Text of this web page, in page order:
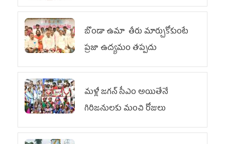
బొండా ఉమా తీరు మార్చుకోకుంటే
ప్రజా ఉద్యమం తప్పదు
మళ్లీ జగన్ సీఎం అయితేనే
గిరిజనులకు మంచి రోజులు